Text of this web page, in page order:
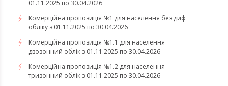
01.11.2025 по 30.04.2026
Комерційна пропозиція №1 для населення без диф
обліку з 01.11.2025 по 30.04.2026
Комерційна пропозиція №1.1 для населення
двозонний облік з 01.11.2025 по 30.04.2026
Комерційна пропозиція №1.2 для населення
тризонний облік з 01.11.2025 по 30.04.2026